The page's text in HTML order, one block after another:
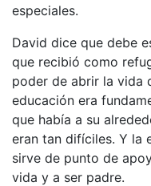
especiales.
David dice que debe
que recibió como
poder de abrir la vida
educación era
que había a su
eran tan difíciles. Y la
sirve de punto de
vida y a ser padre.